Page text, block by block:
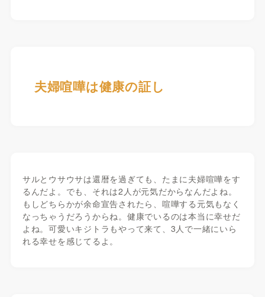
夫婦喧嘩は健康の証し
サルとウサウサは還暦を過ぎても、たまに夫婦喧嘩をす
るんだよ。でも、それは2人が元気だからなんだよね。
もしどちらかが余命宣告されたら、喧嘩する元気もなく
なっちゃうだろうからね。健康でいるのは本当に幸せだ
よね。可愛いキジトラもやって来て、3人で一緒にいら
れる幸せを感じてるよ。